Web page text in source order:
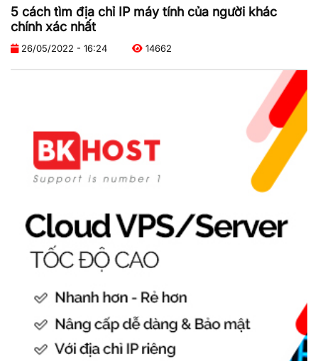
5 cách tìm địa chỉ IP máy tính của người khác
chính xác nhất
26/05/2022 - 16:24 14662